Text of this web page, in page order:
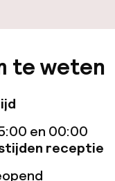
kamers
/ gym
te weten
en 00:00
receptie